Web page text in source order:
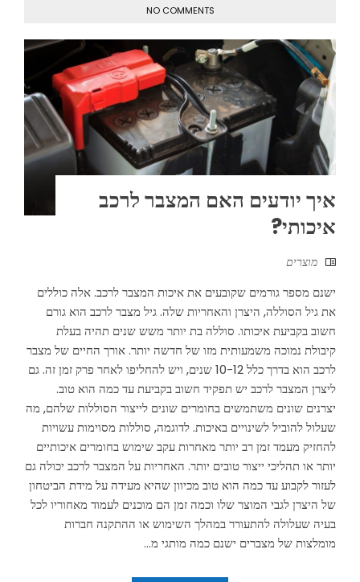
NO COMMENTS
איך יודעים האם המצבר לרכב
איכותי?
מוצרים
ישנם מספר גורמים שקובעים את איכות המצבר לרכב. אלה כוללים
את גיל הסוללה, היצרן והאחריות שלה. גיל מצבר לרכב הוא גורם
חשוב בקביעת איכותו. סוללה בת יותר משש שנים תהיה בעלת
קיבולת נמוכה משמעותית מזו של חדשה יותר. אורך החיים של מצבר
לרכב הוא בדרך כלל 10-12 שנים, ויש להחליפו לאחר פרק זמן זה. גם
ליצרן המצבר לרכב יש תפקיד חשוב בקביעת עד כמה הוא טוב.
יצרנים שונים משתמשים בחומרים שונים לייצור הסוללות שלהם, מה
שעלול להוביל לשינויים באיכות. לדוגמה, סוללות מסוימות עשויות
להחזיק מעמד זמן רב יותר מאחרות עקב שימוש בחומרים איכותיים
יותר או תהליכי ייצור טובים יותר. האחריות על המצבר לרכב יכולה גם
לעזור לקבוע עד כמה הוא טוב מכיוון שהיא מעידה על מידת הביטחון
של היצרן לגבי המוצר שלו וכמה זמן הם מוכנים לעמוד מאחוריו לכל
בעיה שעלולה להתעורר במהלך השימוש או ההתקנה חברות
מומלצות של מצברים ישנם כמה מותגי מ...